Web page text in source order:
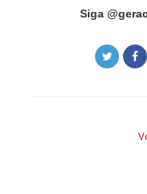
Siga